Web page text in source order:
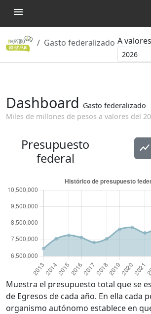
menu
Gasto federalizado A
Dashboard Gasto federalizado
Miles de millones de pesos a valores del
Presupuesto
federal
show_chart
Muestra el presupuesto total que se
de Egresos de cada año. En ella cada
organismo autónomo establece en